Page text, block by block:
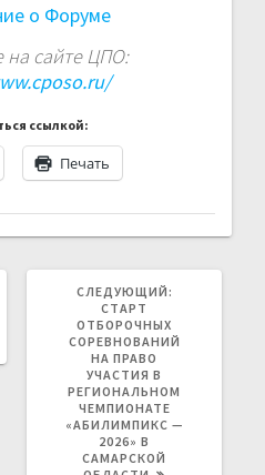
о Форуме
на сайте ЦПО:
ссылкой:
Печать
СЛЕДУЮЩИЙ:
СТАРТ
ОТБОРОЧНЫХ
СОРЕВНОВАНИЙ
НА ПРАВО
УЧАСТИЯ В
РЕГИОНАЛЬНОМ
ЧЕМПИОНАТЕ
«АБИЛИМПИКС —
2026» В
САМАРСКОЙ